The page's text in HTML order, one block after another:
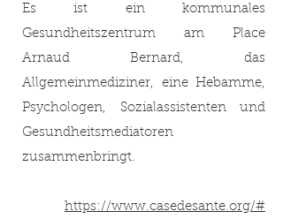
Es ist ein kommunales
Gesundheitszentrum am Place
Arnaud Bernard, das
Allgemeinmediziner, eine Hebamme,
Psychologen, Sozialassistenten und
Gesundheitsmediatoren
zusammenbringt.
https://www.casedesante.org/#